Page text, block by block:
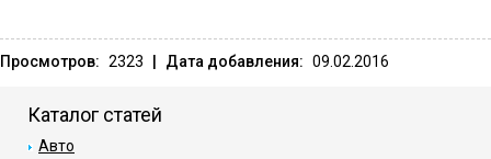
Просмотров: 2323 Дата добавления: 09.02.2016
Каталог статей
Авто